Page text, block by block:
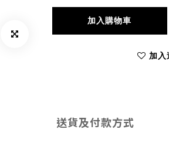
加入購物車
加入
送貨及付款方式